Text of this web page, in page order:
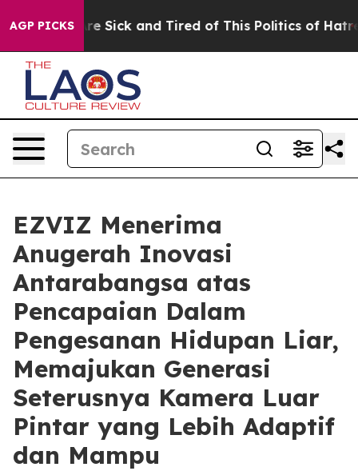
AGP PICKSAre Sick and Tired of This Politics of Hatred”
EZVIZ Menerima
Anugerah Inovasi
Antarabangsa atas
Pencapaian Dalam
Pengesanan Hidupan Liar,
Memajukan Generasi
Seterusnya Kamera Luar
Pintar yang Lebih Adaptif
dan Mampu